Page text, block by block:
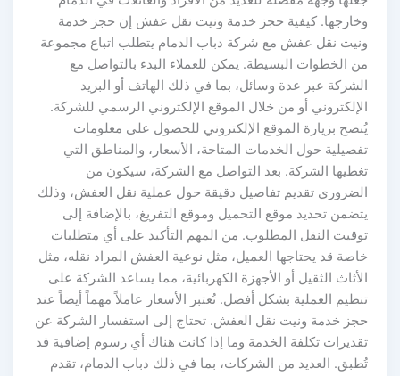
وخارجها. كيفية حجز خدمة ونيت نقل عفش إن حجز خدمة
ونيت نقل عفش مع شركة دباب الدمام يتطلب اتباع مجموعة
من الخطوات البسيطة. يمكن للعملاء البدء بالتواصل مع
الشركة عبر عدة وسائل، بما في ذلك الهاتف أو البريد
الإلكتروني أو من خلال الموقع الإلكتروني الرسمي للشركة.
يُنصح بزيارة الموقع الإلكتروني للحصول على معلومات
تفصيلية حول الخدمات المتاحة، الأسعار، والمناطق التي
تغطيها الشركة. بعد التواصل مع الشركة، سيكون من
الضروري تقديم تفاصيل دقيقة حول عملية نقل العفش، وذلك
يتضمن تحديد موقع التحميل وموقع التفريغ، بالإضافة إلى
توقيت النقل المطلوب. من المهم التأكيد على أي متطلبات
خاصة قد يحتاجها العميل، مثل نوعية العفش المراد نقله، مثل
الأثاث الثقيل أو الأجهزة الكهربائية، مما يساعد الشركة على
تنظيم العملية بشكل أفضل. تُعتبر الأسعار عاملاً مهماً أيضاً عند
حجز خدمة ونيت نقل العفش. تحتاج إلى استفسار الشركة عن
تقديرات تكلفة الخدمة وما إذا كانت هناك أي رسوم إضافية قد
تُطبق. العديد من الشركات، بما في ذلك دباب الدمام، تقدم